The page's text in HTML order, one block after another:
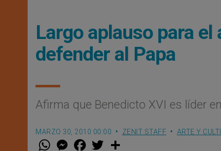
Largo aplauso para
defender al Papa
Afirma que Benedicto XVI es líder
MARZO 30, 2010 00:00 ZENIT STAFF ARTE Y
W M
e
F
a w